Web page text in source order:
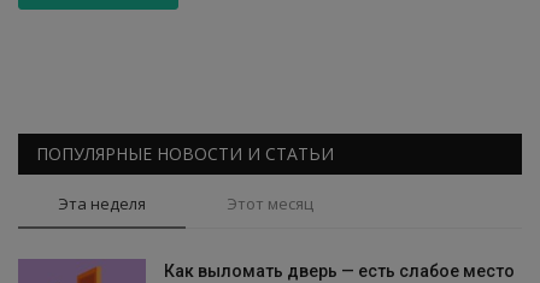
ПОПУЛЯРНЫЕ НОВОСТИ И СТАТЬИ
Эта неделя Этот месяц
Как выломать дверь — есть слабое место